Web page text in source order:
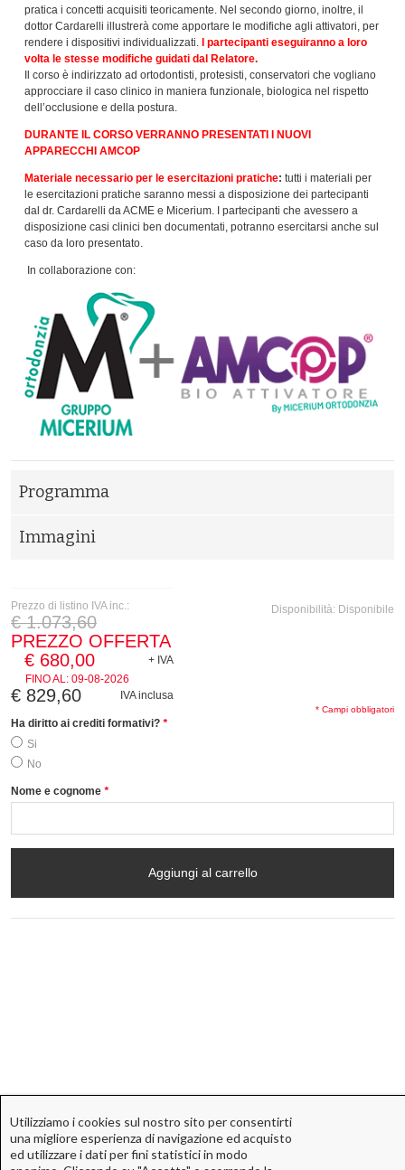
pratica i concetti acquisiti teoricamente. Nel secondo giorno, inoltre, il
dottor Cardarelli illustrerà come apportare le modifiche agli attivatori, per
rendere i dispositivi individualizzati.
I partecipanti eseguiranno a loro
volta le stesse modifiche guidati dal Relatore.
Il corso è indirizzato ad ortodontisti, protesisti, conservatori che vogliano
approcciare il caso clinico in maniera funzionale, biologica nel rispetto
dell’occlusione e della postura.
DURANTE IL CORSO VERRANNO PRESENTATI I NUOVI
APPARECCHI AMCOP
Materiale necessario per le esercitazioni pratiche: tutti i materiali per
le esercitazioni pratiche saranno messi a disposizione dei partecipanti
dal dr. Cardarelli da ACME e Micerium. I partecipanti che avessero a
disposizione casi clinici ben documentati, potranno esercitarsi anche sul
caso da loro presentato.
In collaborazione con:
Programma
Immagini
Disponibilità: Disponibile
Prezzo di listino IVA inc.:
€ 1.073,60
PREZZO OFFERTA
+ IVA
€ 680,00
FINO AL: 09-08-2026
IVA inclusa
€ 829,60
*
Ha diritto ai crediti formativi?
Si
No
*
Nome e cognome
* Campi obbligatori
Aggiungi al carrello
ACME
Utilizziamo i cookies sul nostro sito per consentirti
una migliore esperienza di navigazione ed acquisto
ed utilizzare i dati per fini statistici in modo